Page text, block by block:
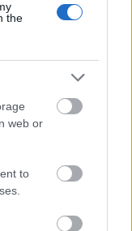
the
web or
to
με τα μεγάλα
(ΑΙ) Startup